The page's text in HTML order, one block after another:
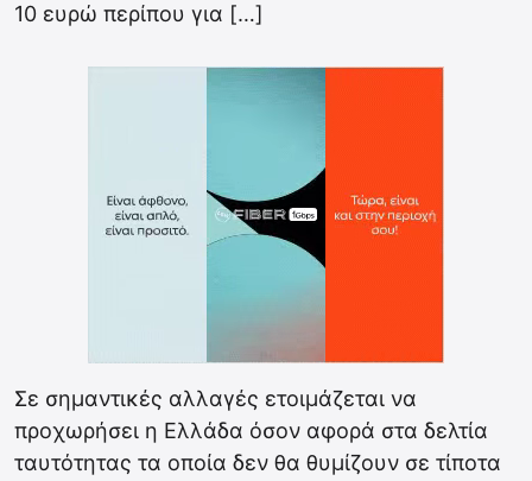
10 ευρώ περίπου για […]
Σε σημαντικές αλλαγές ετοιμάζεται να
προχωρήσει η Ελλάδα όσον αφορά στα δελτία
ταυτότητας τα οποία δεν θα θυμίζουν σε τίποτα